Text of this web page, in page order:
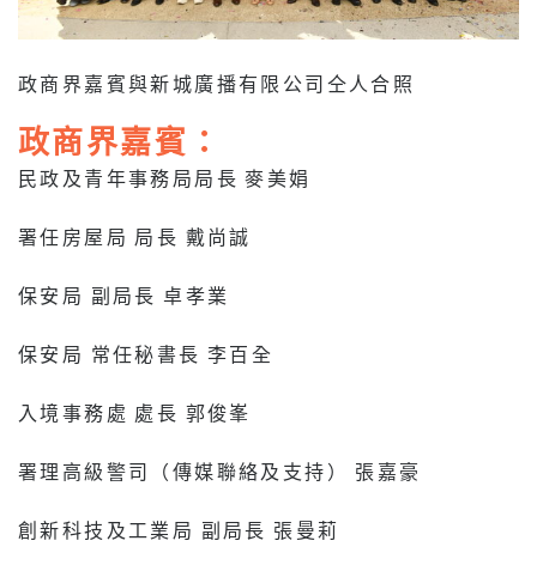
政商界嘉賓與新城廣播有限公司仝人合照
政商界嘉賓：
民政及青年事務局局長 麥美娟
署任房屋局 局長 戴尚誠
保安局 副局長 卓孝業
保安局 常任秘書長 李百全
入境事務處 處長 郭俊峯
署理高級警司（傳媒聯絡及支持） 張嘉豪
創新科技及工業局 副局長 張曼莉